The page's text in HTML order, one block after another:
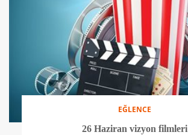
EĞLENCE
26 Haziran vizyon filmleri